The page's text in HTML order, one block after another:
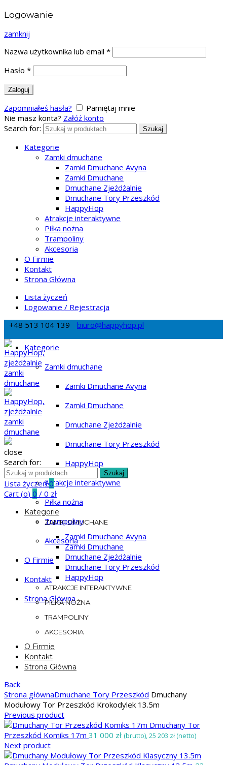
Logowanie
zamknij
Nazwa użytkownika lub email *
Hasło *
Zaloguj
Zapomniałeś hasła?
Pamiętaj mnie
Nie masz konta? Załóż konto
Search for:
Szukaj
Kategorie
Zamki dmuchane
Zamki Dmuchane Avyna
Zamki Dmuchane
Dmuchane Zjeżdżalnie
Dmuchane Tory Przeszkód
HappyHop
Atrakcje interaktywne
Piłka nożna
Trampoliny
Akcesoria
O Firmie
Kontakt
Strona Główna
Lista życzeń
Logowanie / Rejestracja
+48 513 104 139
biuro@happyhop.pl
Kategorie
Zamki dmuchane
Zamki Dmuchane Avyna
Zamki Dmuchane
Dmuchane Zjeżdżalnie
Dmuchane Tory Przeszkód
HappyHop
Atrakcje interaktywne
Piłka nożna
Trampoliny
Akcesoria
O Firmie
Kontakt
Strona Główna
close
Search for:
Szukaj
Lista życzeń0
Cart (o) 0 / 0 zł
Kategorie
ZAMKI DMUCHANE
Zamki Dmuchane Avyna
Zamki Dmuchane
Dmuchane Zjeżdżalnie
Dmuchane Tory Przeszkód
HappyHop
ATRAKCJE INTERAKTYWNE
PIŁKA NOŻNA
TRAMPOLINY
AKCESORIA
O Firmie
Kontakt
Strona Główna
Back
Strona głównaDmuchane Tory Przeszkód Dmuchany
Modułowy Tor Przeszkód Krokodylek 13.5m
Previous product
Dmuchany Tor
Przeszkód Komiks 17m 31 000 zł (brutto),25 203 zł (netto)
Next product